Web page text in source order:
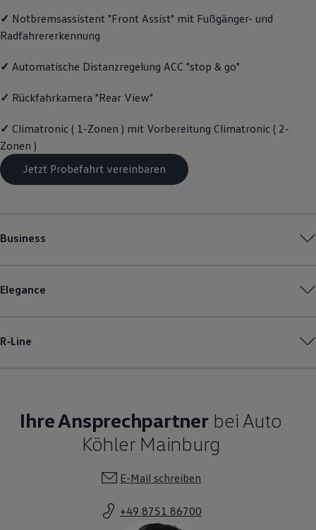
✓ Notbremsassistent "Front Assist" mit Fußgänger- und
Radfahrererkennung
✓ Automatische Distanzregelung ACC "stop & go"
✓ Rückfahrkamera "Rear View"
✓ Climatronic ( 1-Zonen ) mit Vorbereitung Climatronic ( 2-
Zonen )
Jetzt Probefahrt vereinbaren
Business
Elegance
R‑Line
Ihre Ansprechpartnerbei Auto
Köhler Mainburg
E-Mail schreiben
+49 8751 86700